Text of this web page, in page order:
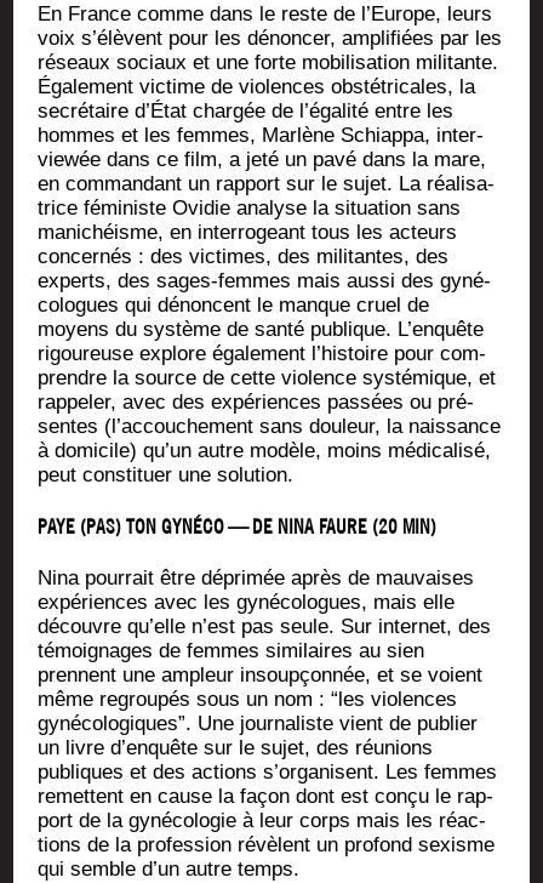
En France comme dans le reste de l’Europe, leurs
voix s’élèvent pour les dénon­cer, ampli­fiées par les
réseaux sociaux et une forte mobi­li­sa­tion mili­tante.
Éga­le­ment vic­time de vio­lences obs­té­tri­cales, la
secré­taire d’État char­gée de l’égalité entre les
hommes et les femmes, Mar­lène Schiap­pa, inter­
viewée dans ce film, a jeté un pavé dans la mare,
en com­man­dant un rap­port sur le sujet. La réa­li­sa­
trice fémi­niste Ovi­die ana­lyse la situa­tion sans
mani­chéisme, en inter­ro­geant tous les acteurs
concer­nés : des vic­times, des mili­tantes, des
experts, des sages-femmes mais aus­si des gyné­
co­logues qui dénoncent le manque cruel de
moyens du sys­tème de san­té publique. L’enquête
rigou­reuse explore éga­le­ment l’histoire pour com­
prendre la source de cette vio­lence sys­té­mique, et
rap­pe­ler, avec des expé­riences pas­sées ou pré­
sentes (l’accouchement sans dou­leur, la nais­sance
à domi­cile) qu’un autre modèle, moins médi­ca­li­sé,
peut consti­tuer une solution.
PAYE (PAS) TON GYNÉCO — DE NINA FAURE (20 MIN)
Nina pour­rait être dépri­mée après de mau­vaises
expé­riences avec les gyné­co­logues, mais elle
découvre qu’elle n’est pas seule. Sur inter­net, des
témoi­gnages de femmes simi­laires au sien
prennent une ampleur insoup­çon­née, et se voient
même regrou­pés sous un nom : “les vio­lences
gyné­co­lo­giques”. Une jour­na­liste vient de publier
un livre d’enquête sur le sujet, des réunions
publiques et des actions s’organisent. Les femmes
remettent en cause la façon dont est conçu le rap­
port de la gyné­co­lo­gie à leur corps mais les réac­
tions de la pro­fes­sion révèlent un pro­fond sexisme
qui semble d’un autre temps.